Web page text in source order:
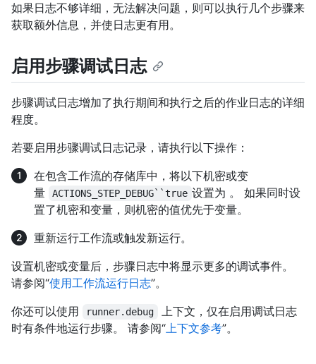
如果日志不够详细，无法解决问题，则可以执行几个步骤来
获取额外信息，并使日志更有用。
启用步骤调试日志
步骤调试日志增加了执行期间和执行之后的作业日志的详细
程度。
若要启用步骤调试日志记录，请执行以下操作：
在包含工作流的存储库中，将以下机密或变
量
ACTIONS_STEP_DEBUG``true 设置为 。 如果同时设
置了机密和变量，则机密的值优先于变量。
重新运行工作流或触发新运行。
设置机密或变量后，步骤日志中将显示更多的调试事件。
请参阅“使用工作流运行日志”。
你还可以使用
runner.debug
上下文，仅在启用调试日志
时有条件地运行步骤。 请参阅“上下文参考”。